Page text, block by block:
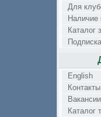
Для
Наличие
Каталог
English
Контакты
Вакансии
Каталог